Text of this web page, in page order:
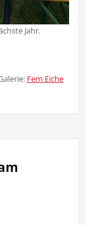
Jahr.
Fem Eiche